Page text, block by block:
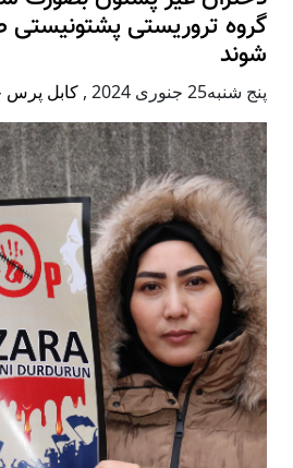
گروه تروریستی پشتونیستی
شوند
پنج شنبه25 جنوری 2024 , کابل پرس